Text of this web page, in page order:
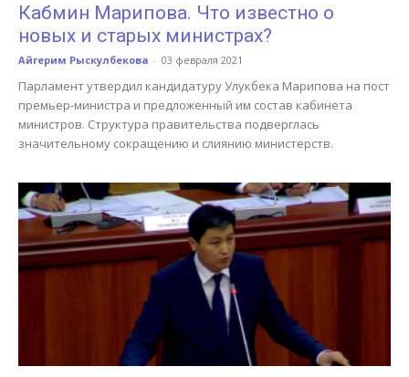
Кабмин Марипова. Что известно о
новых и старых министрах?
Айгерим Рыскулбекова - 03 февраля 2021
Парламент утвердил кандидатуру Улукбека Марипова на пост
премьер-министра и предложенный им состав кабинета
министров. Структура правительства подверглась
значительному сокращению и слиянию министерств.